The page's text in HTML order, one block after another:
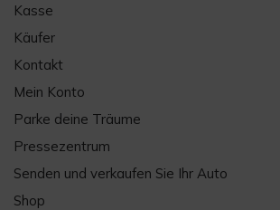
Kasse
Käufer
Kontakt
Mein Konto
Parke deine Träume
Pressezentrum
Senden und verkaufen Sie Ihr Auto
Shop